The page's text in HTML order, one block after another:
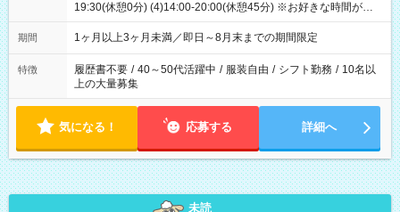
19:30(休憩0分) (4)14:00-20:00(休憩45分) ※お好きな時間が選べ
ます
期間 1ヶ月以上3ヶ月未満／即日～8月末までの期間限定
特徴 履歴書不要 / 40～50代活躍中 / 服装自由 / シフト勤務 / 10名以
上の大量募集
気になる！ 応募する 詳細へ
未読